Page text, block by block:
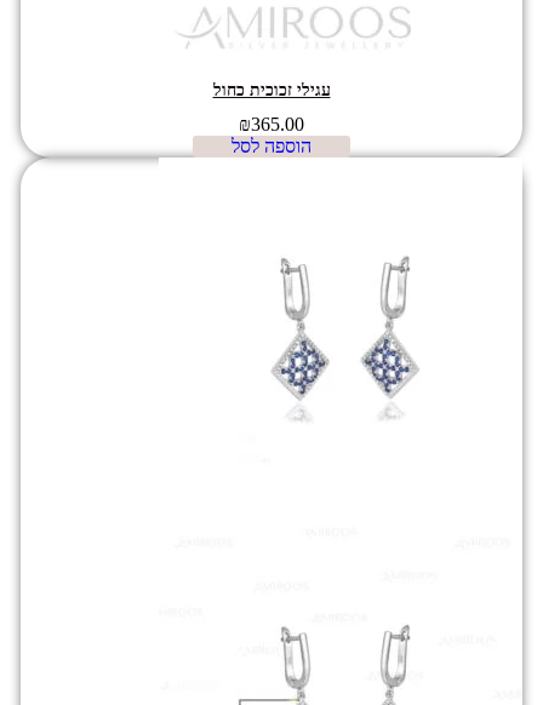
עגילי זכוכית כחול
₪365.00
הוספה לסל